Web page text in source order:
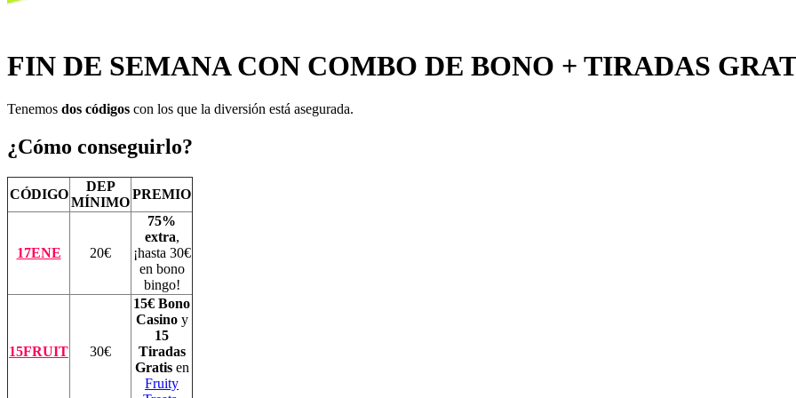
FIN DE SEMANA CON COMBO DE BONO + TIRADAS
Tenemos dos códigos con los que la diversión está asegurada.
¿Cómo conseguirlo?
CÓDIGO
DEP
MÍNIMO
PREMIO
17ENE 20€
75%
extra,
¡hasta 30€
en bono
bingo!
15FRUIT 30€
15€ Bono
Casino y
15
Tiradas
Gratis en
Fruity